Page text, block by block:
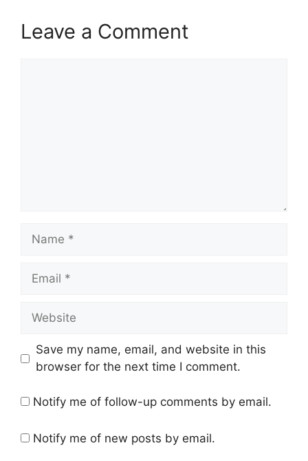
Leave a Comment
Name
Email
Website
Save my name, email, and website in this
browser for the next time I comment.
Notify me of follow-up comments by email.
Notify me of new posts by email.